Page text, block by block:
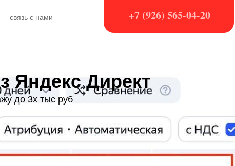
связь с нами +7 (926) 565-04-20
Яндекс Директ
до 3х тыс руб